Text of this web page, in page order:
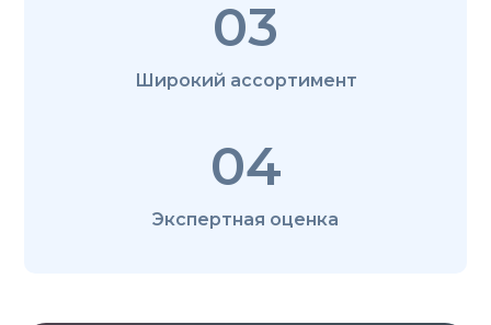
03
Широкий ассортимент
04
Экспертная оценка